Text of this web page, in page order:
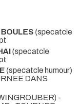
BOULES(specatcle
(specatcle
(specatcle humour)
DANS
-